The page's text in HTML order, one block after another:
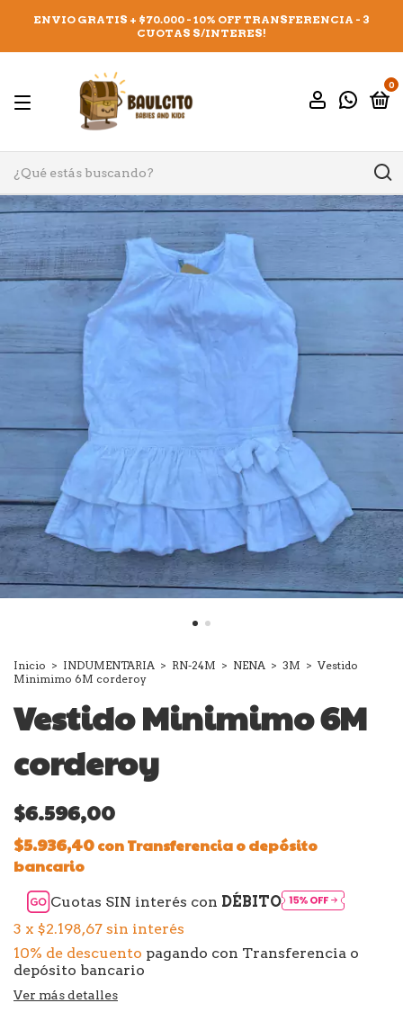
ENVIO GRATIS + $70.000 - 10% OFF TRANSFERENCIA - 3
CUOTAS S/INTERES!
0
Inicio > INDUMENTARIA > RN-24M > NENA > 3M > Vestido
Minimimo 6M corderoy
Vestido Minimimo 6M
corderoy
$6.596,00
$5.936,40conTransferencia o depósito
bancario
Cuotas SIN interés con DÉBITO
3 x $2.198,67 sin interés
10% de descuento pagando con Transferencia o
depósito bancario
Ver más detalles